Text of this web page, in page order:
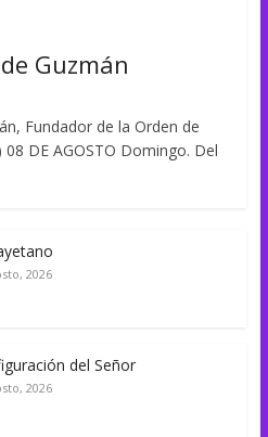
Guzmán
Fundador de la Orden de
DE AGOSTO Domingo. Del
2026
del Señor
2026